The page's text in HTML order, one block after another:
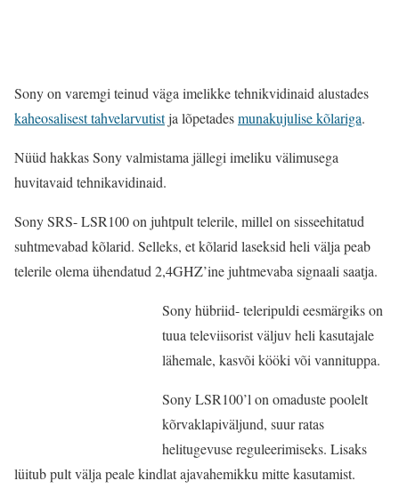
Sony on varemgi teinud väga imelikke tehnikvidinaid alustades
kaheosalisest tahvelarvutistja lõpetadesmunakujulise kõlariga.
Nüüd hakkas Sony valmistama jällegi imeliku välimusega
huvitavaid tehnikavidinaid.
Sony SRS- LSR100 on juhtpult telerile, millel on sisseehitatud
suhtmevabad kõlarid. Selleks, et kõlarid laseksid heli välja peab
telerile olema ühendatud 2,4GHZ’ine juhtmevaba signaali saatja.
Sony hübriid- teleripuldi eesmärgiks on
tuua televiisorist väljuv heli kasutajale
lähemale, kasvõi kööki või vannituppa.
Sony LSR100’l on omaduste poolelt
kõrvaklapiväljund, suur ratas
helitugevuse reguleerimiseks. Lisaks
lüitub pult välja peale kindlat ajavahemikku mitte kasutamist.